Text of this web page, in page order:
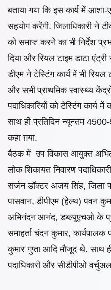
बताया गया कि इस कार्य में आशा-
सहयोग करेंगी. जिलाधिकारी ने
को समाप्त करने का भी निर्देश
दिया और रियल टाइम डाटा
डीएम ने टेस्टिंग कार्य में भी रियल
और सभी प्राथमिक स्वास्थ्य
पदाधिकारियों को टेस्टिंग कार्य में
साथ ही प्रतिदिन न्यूनतम
कहा ग़या.
बैठक में उप विकास आयुक्त
लोक शिकायत निवारण
सर्जन डॉक्टर अजय सिंह, जिला
पासवान, डीपीएम (हेल्थ) पवन
अभिनंदन आनंद, डब्ल्यूएचओ के
समाहर्ता चंदन कुमार, कार्यपालक
कुमार गुप्ता आदि मौजूद थे. साथ
पदाधिकारी और सीडीपीओ